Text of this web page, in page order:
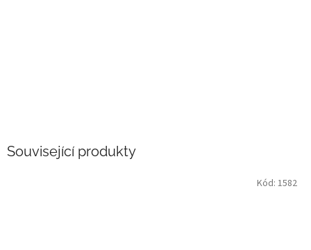
Související produkty
Kód: 1582